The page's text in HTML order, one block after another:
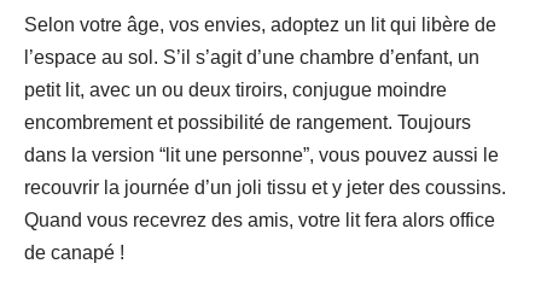
Selon votre âge, vos envies, adoptez un lit qui libère de
l’espace au sol. S’il s’agit d’une chambre d’enfant, un
petit lit, avec un ou deux tiroirs, conjugue moindre
encombrement et possibilité de rangement. Toujours
dans la version “lit une personne”, vous pouvez aussi le
recouvrir la journée d’un joli tissu et y jeter des coussins.
Quand vous recevrez des amis, votre lit fera alors office
de canapé !